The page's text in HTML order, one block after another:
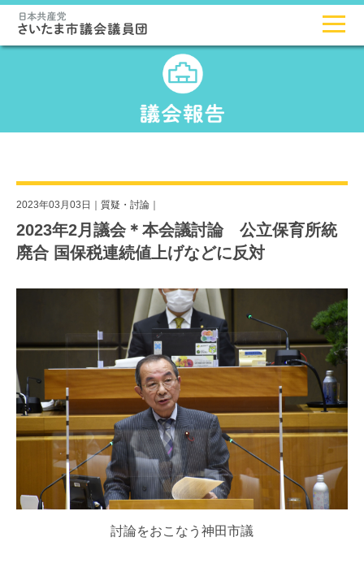
2023年03月03日｜ 質疑・討論
2023年2月議会＊本会議討論 公立保育所統
廃合 国保税連続値上げなどに反対
討論をおこなう神田市議